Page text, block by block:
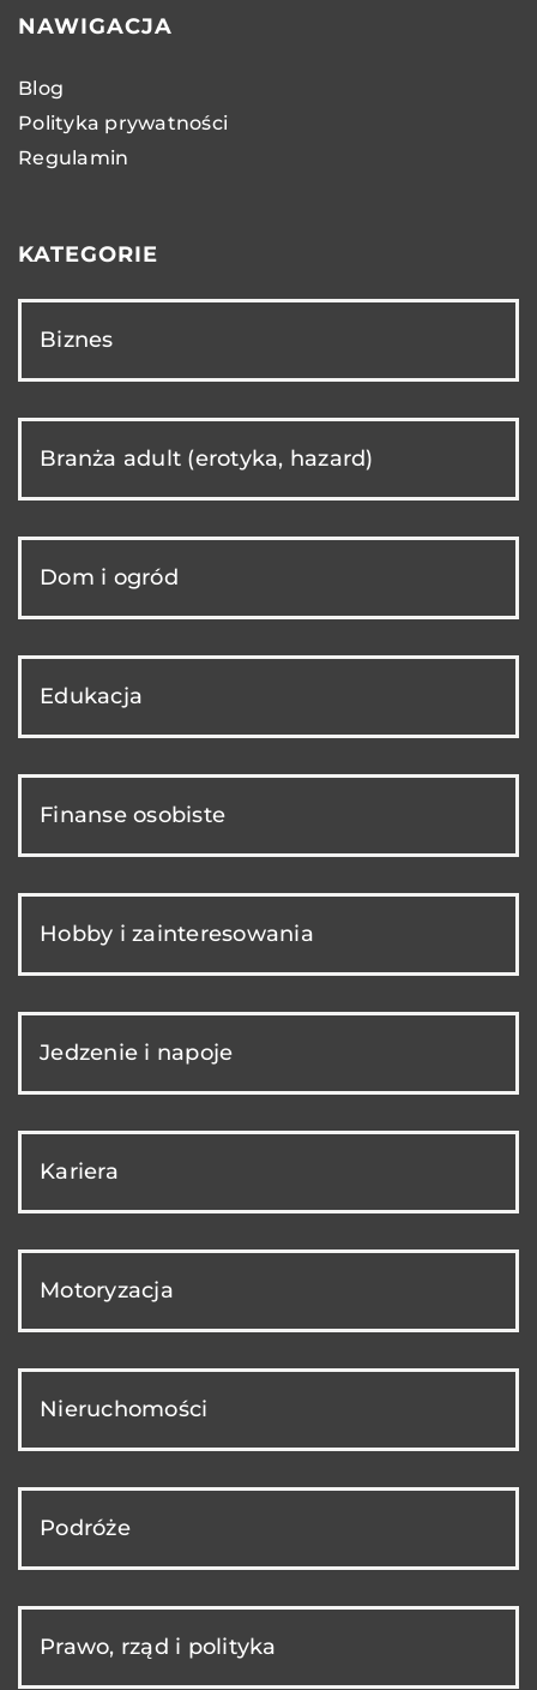
NAWIGACJA
Blog
Polityka prywatności
Regulamin
KATEGORIE
Biznes
Branża adult (erotyka, hazard)
Dom i ogród
Edukacja
Finanse osobiste
Hobby i zainteresowania
Jedzenie i napoje
Kariera
Motoryzacja
Nieruchomości
Podróże
Prawo, rząd i polityka